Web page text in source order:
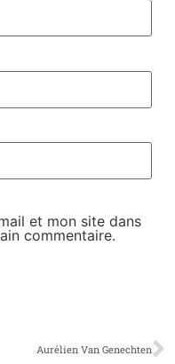
et mon site dans
commentaire.
Aurélien Van Genechten